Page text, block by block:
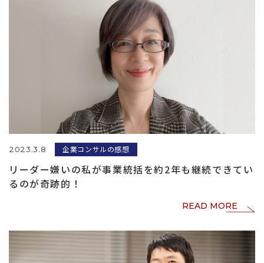
2023.3.8 企業コンサルの感想
リーダー嫌いの私が事業統括を約2年も継続できてい
るのが奇跡的！
READ MORE